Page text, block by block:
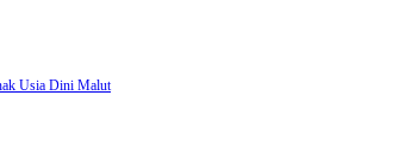
Usia Dini Malut